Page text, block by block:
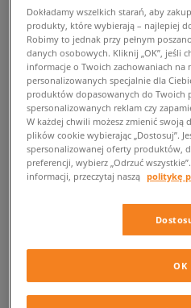
New Balance 446
STYLOWE NEW BALANCE
Ciężko uwierzyć, że inspiracją dla
były kurczaki i ich zdolność do
późniejszym stworzeniem
Był to przełom w obuwnictwie
wyjątkowym lifestylowym
Design w stylu retro
Dokładamy wszelkich starań, aby
produkty, które wybierają – najlepiej
Robimy to jednak przy pełnym
danych osobowych. Kliknij „OK”, jeśli
informacje o Twoich zachowaniach
personalizowanych specjalnie dla
produktów dopasowanych do Twoich
spersonalizowanych reklam czy
W każdej chwili możesz zmienić swoją
plików cookie wybierając „Dostosuj”.
spersonalizowanej oferty produktów,
preferencji, wybierz „Odrzuć
informacji, przeczytaj naszą politykę
OK